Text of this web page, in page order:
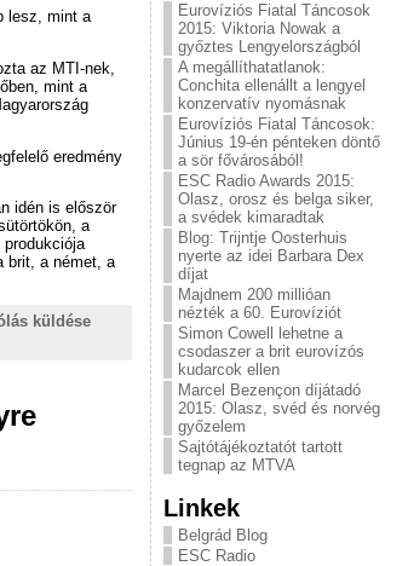
lesz, mint a
az MTI-nek,
mint a
eredmény
idén is először
a
brit, a német, a
küldése
Eurovíziós Fiatal Táncosok
2015: Viktoria Nowak a
győztes Lengyelországból
A megállíthatatlanok:
Conchita ellenállt a lengyel
konzervatív nyomásnak
Eurovíziós Fiatal Táncosok:
Június 19-én pénteken döntő
a sör fővárosából!
ESC Radio Awards 2015:
Olasz, orosz és belga siker,
a svédek kimaradtak
Blog: Trijntje Oosterhuis
nyerte az idei Barbara Dex
díjat
Majdnem 200 millióan
nézték a 60. Eurovíziót
Simon Cowell lehetne a
csodaszer a brit eurovízós
kudarcok ellen
Marcel Bezençon díjátadó
2015: Olasz, svéd és norvég
győzelem
Sajtótájékoztatót tartott
tegnap az MTVA
Linkek
Belgrád Blog
ESC Radio